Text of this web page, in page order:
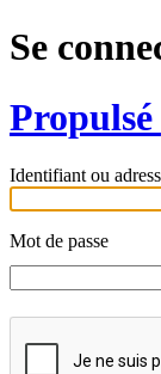
Se
Identifiant ou
Mot de passe